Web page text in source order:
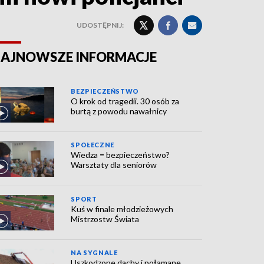
UDOSTĘPNIJ:
INFORMACJE
BEZPIECZEŃSTWO
O krok od tragedii. 30 osób za
burtą z powodu nawałnicy
SPOŁECZNE
Wiedza = bezpieczeństwo?
Warsztaty dla seniorów
SPORT
Kuś w finale młodzieżowych
Mistrzostw Świata
NA SYGNALE